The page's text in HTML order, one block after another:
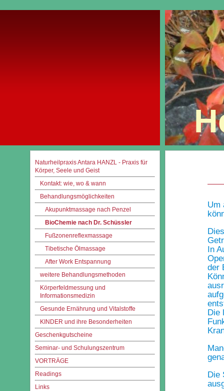
Naturheilpraxis Antara HANZL - Praxis für
Körper, Seele und Geist
Kontakt: wie, wo & wann
Behandlungsmöglichkeiten
Akupunktmassage nach Penzel
BioChemie nach Dr. Schüssler
Fußzonenreflexmassage
Tibetische Ölmassage
After Work Entspannung
weitere Behandlungsmethoden
Körperfeldmessung und
Informationsmedizin
Gesunde Ernährung und Vitalstoffe
KINDER und ihre Besonderheiten
Geschenkgutscheine
Seminar- und Schulungszentrum
VORTRÄGE
Readings
Links
Um
In
der
Die
Die